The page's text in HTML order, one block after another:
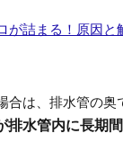
が詰まる！原因と
合は、排水管の奥
排水管内に長期